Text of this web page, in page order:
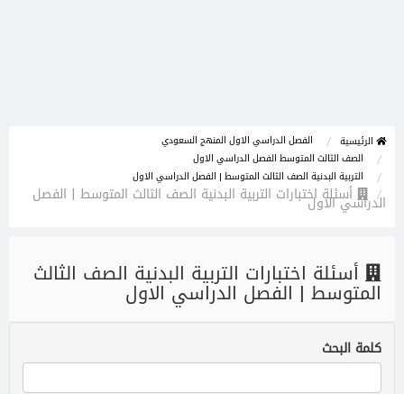
الرئيسية
الفصل الدراسي الاول المنهج السعودي
الصف الثالث المتوسط الفصل الدراسي الاول
التربية البدنية الصف الثالث المتوسط | الفصل الدراسي الاول
أسئلة اختبارات التربية البدنية الصف الثالث المتوسط | الفصل
الدراسي الاول
أسئلة اختبارات التربية البدنية الصف الثالث
المتوسط | الفصل الدراسي الاول
كلمة البحث